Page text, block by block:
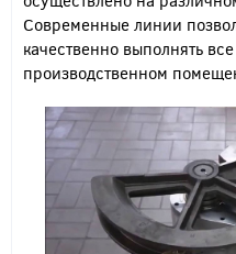
Современные линии
качественно выполнять
производственном